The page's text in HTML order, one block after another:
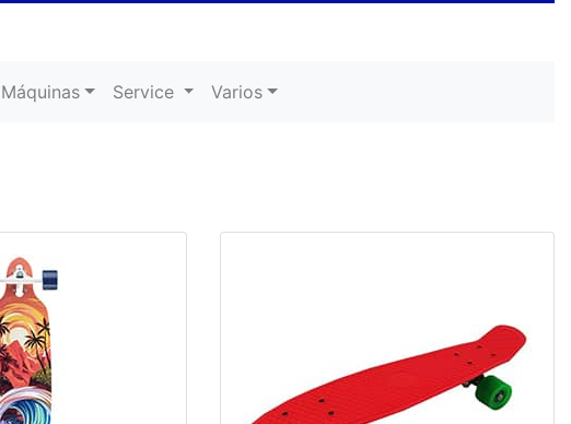
Máquinas Service Varios